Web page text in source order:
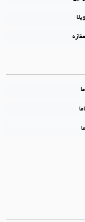
در تلگرام
جاما در آپارات